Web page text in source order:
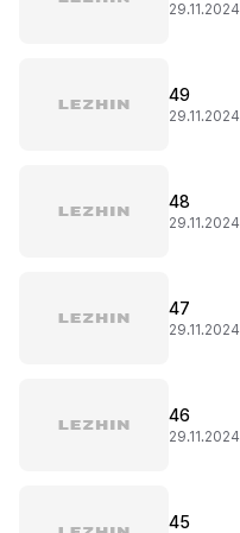
29.11.2024
49
29.11.2024
48
29.11.2024
47
29.11.2024
46
29.11.2024
45